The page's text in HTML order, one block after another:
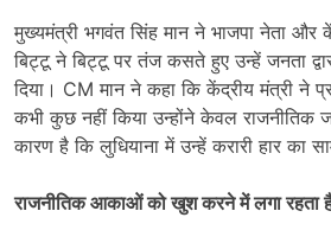
मुख्यमंत्री भगवंत सिंह मान ने भाजपा नेता और
बिट्टू ने बिट्टू पर तंज कसते हुए उन्हें जनता
दिया। CM मान ने कहा कि केंद्रीय मंत्री ने
कभी कुछ नहीं किया उन्होंने केवल राजनीतिक
कारण है कि लुधियाना में उन्हें करारी हार का
राजनीतिक आकाओं को खुश करने में लगा रहता